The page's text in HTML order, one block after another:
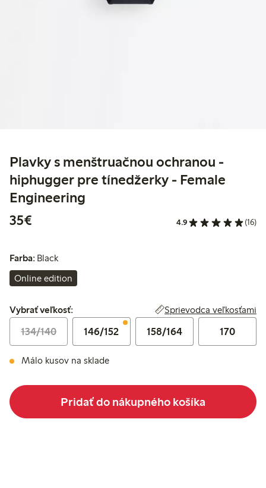
Plavky s menštruačnou ochranou -
hiphugger pre tínedžerky - Female
Engineering
35€
4.9 (16)
Farba: Black
Online edition
Vybrať veľkosť:
Vybrať veľkosť: Sprievodca veľkosťami
134/140 146/152 158/164 170
Málo kusov na sklade
Pridať do nákupného košíka